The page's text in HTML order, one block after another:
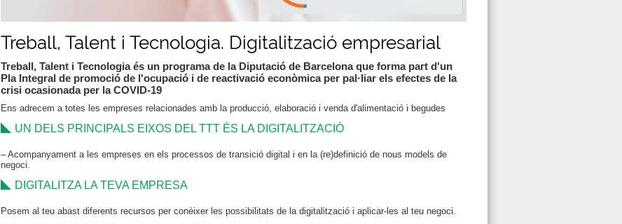
Treball, Talent i Tecnologia. Digitalització empresarial
Treball, Talent i Tecnologia és un programa de la Diputació de Barcelona que forma part d'un
Pla Integral de promoció de l'ocupació i de reactivació econòmica per pal·liar els efectes de la
crisi ocasionada per la COVID-19
Ens adrecem a totes les empreses relacionades amb la producció, elaboració i venda d'alimentació i begudes
UN DELS PRINCIPALS EIXOS DEL TTT ÉS LA DIGITALITZACIÓ
– Acompanyament a les empreses en els processos de transició digital i en la (re)definició de nous models de
negoci.
DIGITALITZA LA TEVA EMPRESA
Posem al teu abast diferents recursos per conèixer les possibilitats de la digitalització i aplicar-les al teu negoci.